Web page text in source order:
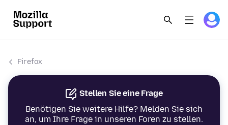
Firefox
Stellen Sie eine Frage
Benötigen Sie weitere Hilfe? Melden Sie sich
an, um Ihre Frage in unseren Foren zu stellen.